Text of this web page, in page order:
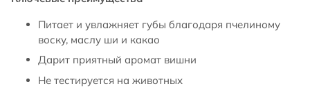
Питает и увлажняет губы благодаря пчелиному
воску, маслу ши и какао
Дарит приятный аромат вишни
Не тестируется на животных